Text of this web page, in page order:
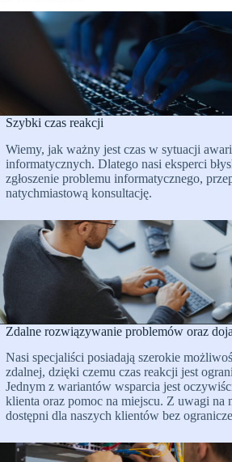
Szybki czas reakcji
Wiemy, jak ważny jest czas w sytuacji
informatycznych. Dlatego nasi eksperci
zgłoszenie problemu informatycznego,
natychmiastową konsultację.
Zdalne rozwiązywanie problemów oraz
Nasi specjaliści posiadają szerokie
zdalnej, dzięki czemu czas reakcji jest
Jednym z wariantów wsparcia jest
klienta oraz pomoc na miejscu. Z uwagi na
dostępni dla naszych klientów bez